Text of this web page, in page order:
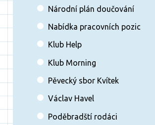
Národní plán doučování
Nabídka pracovních pozic
Klub Help
Klub Morning
Pěvecký sbor Kvítek
Václav Havel
Poděbradští rodáci